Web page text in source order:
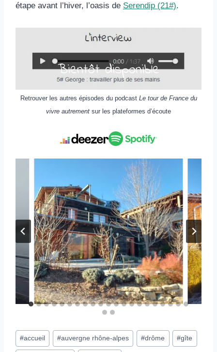
étape avant l’hiver, l’oasis de Serendip (21#).
Bientôt disponible
Retrouver les autres épisodes du podcast Le tour de France du
vivre autrement sur les plateformes d’écoute
Étiquettes
de
#accueil #auvergne rhône-alpes #drôme #gîte